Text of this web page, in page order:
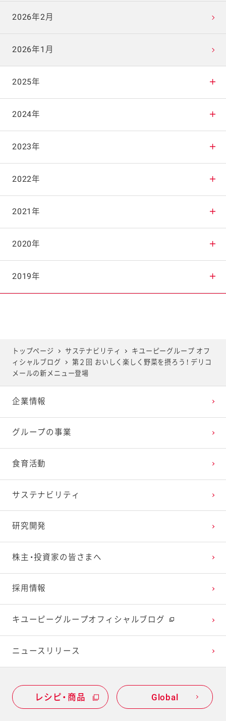
2026年2月
2026年1月
2025年
2025年12月
2025年11月
2025年10月
2025年9月
2025年8月
2025年7月
2025年4月
2025年3月
2025年2月
2024年
2024年12月
2024年11月
2024年10月
2024年9月
2024年8月
2024年5月
2024年4月
2024年3月
2023年
2023年12月
2023年11月
2023年10月
2023年9月
2023年6月
2023年5月
2023年4月
2022年
2022年12月
2022年11月
2022年10月
2022年7月
2022年6月
2022年5月
2021年
2021年12月
2021年11月
2021年8月
2021年7月
2021年6月
2020年
2020年12月
2020年9月
2020年8月
2020年7月
2019年
2019年10月
2019年9月
2019年8月
トップページ サステナビリティ
キユーピーグループ オフ
ィシャルブログ
第２回 おいしく楽しく野菜を摂ろう！ デリコ
メールの新メニュー登場
企業情報
グループの事業
食育活動
サステナビリティ
研究開発
株主・投資家の皆さまへ
採用情報
キユーピーグループオフィシャルブログ
ニュースリリース
レシピ・商品 Global